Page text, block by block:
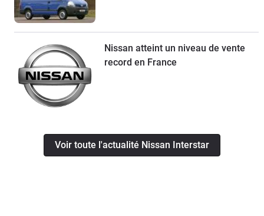
Nissan atteint un niveau de vente
record en France
Voir toute l'actualité Nissan Interstar